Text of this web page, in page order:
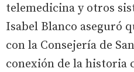
telemedicina y otros
Isabel Blanco aseguró
con la Consejería de
conexión de la historia